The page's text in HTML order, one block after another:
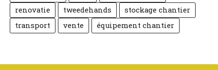
renovatie
tweedehands
stockage chantier
transport
vente équipement chantier